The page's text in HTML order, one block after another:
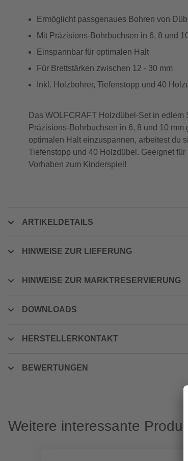
Ermöglicht passgenaues Bohren von
Mit Präzisions-Bohrbuchsen in 6, 8 und
Einspannbar für optimalen Halt
Für Brettstärken zwischen 12 - 30 mm
Inkl. Holzbohrer, Tiefenstopp und 40
Das WOLFCRAFT Holzdübel-Set in
Präzisions-Bohrbuchsen in 6, 8 und 10
optimalen Halt einzuspannen, arbeitest du
Tiefenstopp und 40 Holzdübel. Geeignet
Vorhaben zum Kinderspiel!
ARTIKELDETAILS
HINWEISE ZUR LIEFERUNG
HINWEISE ZUR MARKTRESERVIERUNG
DOWNLOADS
HERSTELLERKONTAKT
BEWERTUNGEN
Weitere interessante